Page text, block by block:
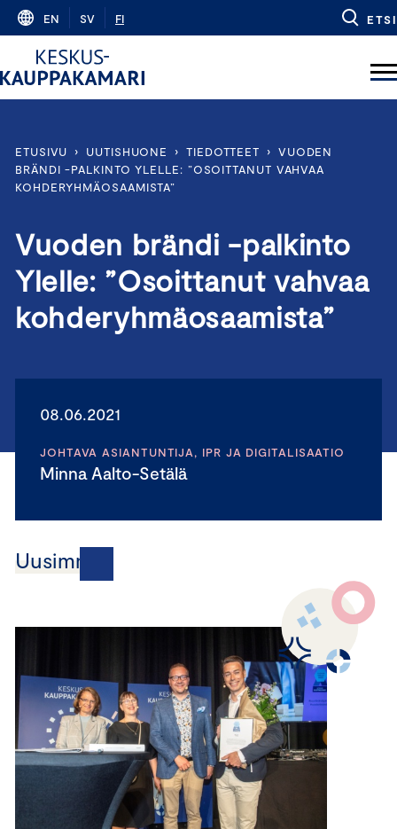
Skip
content
EN SV FI ETSI
ETUSIVU › UUTISHUONE › TIEDOTTEET › VUODEN
BRÄNDI -PALKINTO YLELLE: ”OSOITTANUT VAHVAA
KOHDERYHMÄOSAAMISTA”
Vuoden brändi -palkinto
Ylelle: ”Osoittanut vahvaa
kohderyhmäosaamista”
08.06.2021
JOHTAVA ASIANTUNTIJA, IPR JA DIGITALISAATIO
Minna Aalto-Setälä
Uusimmat